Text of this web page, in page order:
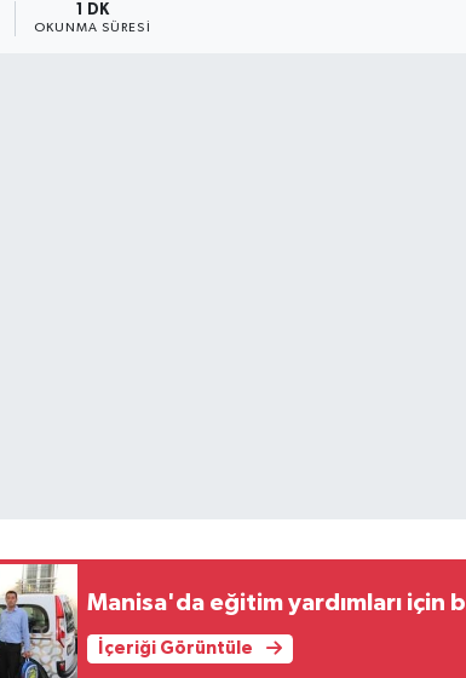
1 DK
OKUNMA SÜRESI
Manisa'da eğitim yardımları için
İçeriği Görüntüle